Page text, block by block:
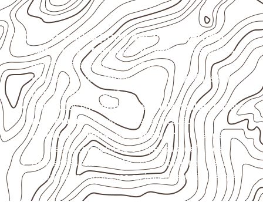
Onde o produto pode ser considerado
Marcenaria e fabricação de móveis
destinados a
ambientes sujeitos à umidade.
Revestimentos internos, painéis e divisórias para
projetos profissionais.
Aplicações em
carrocerias, implementos, trailers e
motorhomes, conforme especificação.
Indústrias e linhas de montagem
que necessitam
de chapas com formato e espessura definidos.
Aplicações relacionadas ao setor náutico, sem
presumir uso submerso ou impermeabilidade total.